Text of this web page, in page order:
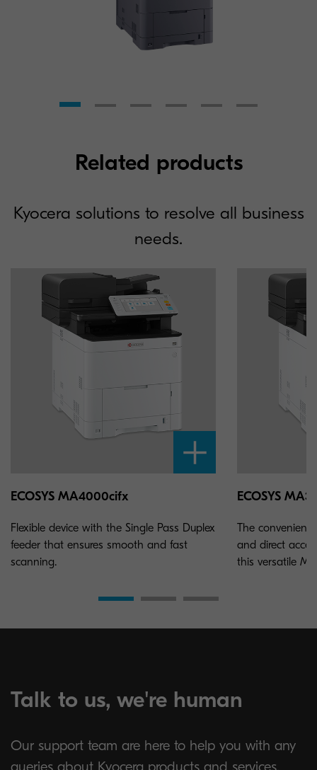
Related products
Kyocera solutions to resolve all business
needs.
ECOSYS MA4000cifx
Flexible device with the Single Pass Duplex
feeder that ensures smooth and fast
scanning.
ECOSYS
The convenient
and direct
this versatile
Talk to us, we're human
Our support team are here to help you with any
queries about Kyocera products and services.